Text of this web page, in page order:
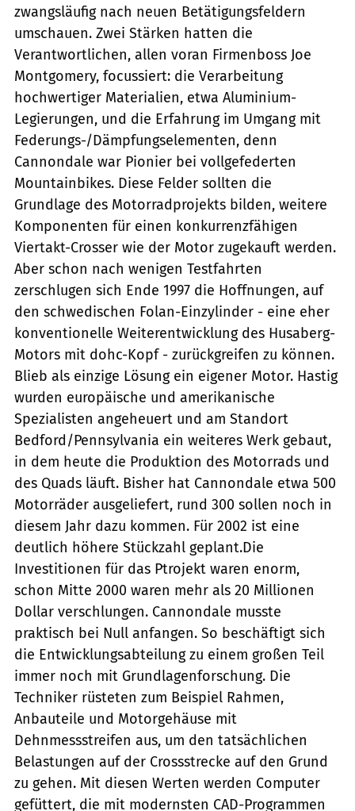
zwangsläufig nach neuen Betätigungsfeldern
umschauen. Zwei Stärken hatten die
Verantwortlichen, allen voran Firmenboss Joe
Montgomery, focussiert: die Verarbeitung
hochwertiger Materialien, etwa Aluminium-
Legierungen, und die Erfahrung im Umgang mit
Federungs-/Dämpfungselementen, denn
Cannondale war Pionier bei vollgefederten
Mountainbikes. Diese Felder sollten die
Grundlage des Motorradprojekts bilden, weitere
Komponenten für einen konkurrenzfähigen
Viertakt-Crosser wie der Motor zugekauft werden.
Aber schon nach wenigen Testfahrten
zerschlugen sich Ende 1997 die Hoffnungen, auf
den schwedischen Folan-Einzylinder - eine eher
konventionelle Weiterentwicklung des Husaberg-
Motors mit dohc-Kopf - zurückgreifen zu können.
Blieb als einzige Lösung ein eigener Motor. Hastig
wurden europäische und amerikanische
Spezialisten angeheuert und am Standort
Bedford/Pennsylvania ein weiteres Werk gebaut,
in dem heute die Produktion des Motorrads und
des Quads läuft. Bisher hat Cannondale etwa 500
Motorräder ausgeliefert, rund 300 sollen noch in
diesem Jahr dazu kommen. Für 2002 ist eine
deutlich höhere Stückzahl geplant.Die
Investitionen für das Ptrojekt waren enorm,
schon Mitte 2000 waren mehr als 20 Millionen
Dollar verschlungen. Cannondale musste
praktisch bei Null anfangen. So beschäftigt sich
die Entwicklungsabteilung zu einem großen Teil
immer noch mit Grundlagenforschung. Die
Techniker rüsteten zum Beispiel Rahmen,
Anbauteile und Motorgehäuse mit
Dehnmessstreifen aus, um den tatsächlichen
Belastungen auf der Crossstrecke auf den Grund
zu gehen. Mit diesen Werten werden Computer
gefüttert, die mit modernsten CAD-Programmen